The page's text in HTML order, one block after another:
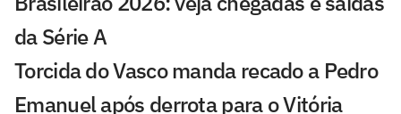
da Série A
Torcida do Vasco manda recado a Pedro
Emanuel após derrota para o Vitória